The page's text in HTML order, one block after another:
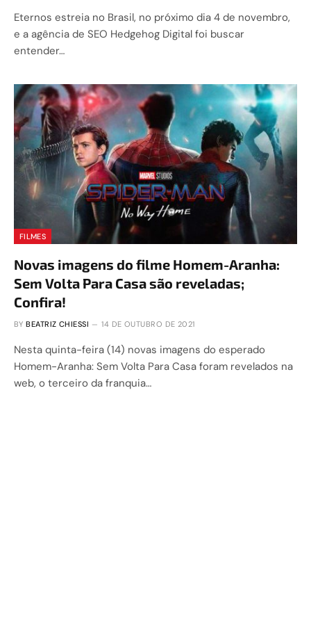
Eternos estreia no Brasil, no próximo dia 4 de novembro,
e a agência de SEO Hedgehog Digital foi buscar
entender…
FILMES
Novas imagens do filme Homem-Aranha:
Sem Volta Para Casa são reveladas;
Confira!
BY BEATRIZ CHIESSI 14 DE OUTUBRO DE 2021
Nesta quinta-feira (14) novas imagens do esperado
Homem-Aranha: Sem Volta Para Casa foram revelados na
web, o terceiro da franquia…